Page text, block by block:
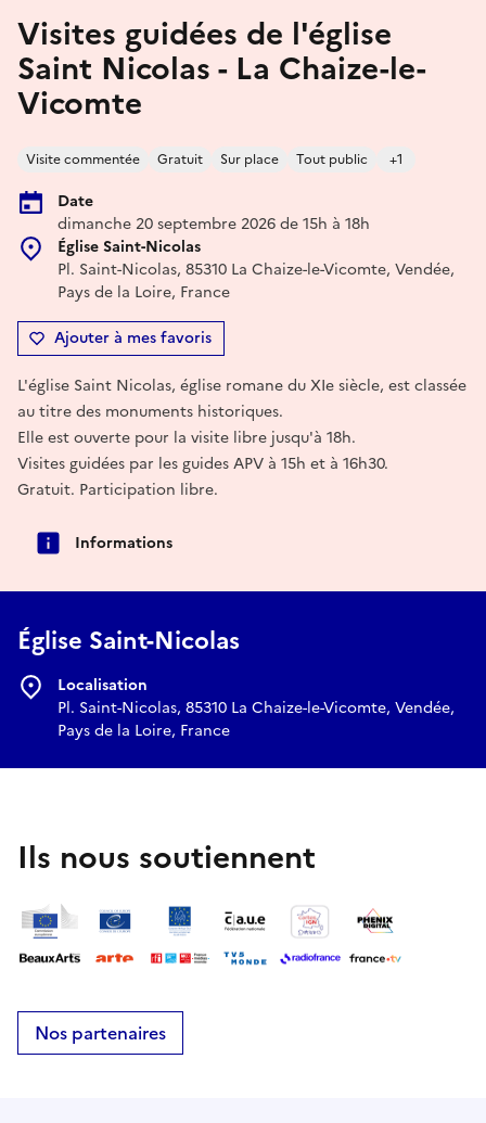
Visites guidées de l'église
Saint Nicolas - La Chaize-le-
Vicomte
Visite commentée Gratuit Sur place Tout public +1
Date
dimanche 20 septembre 2026 de 15h à 18h
Église Saint-Nicolas
Pl. Saint-Nicolas, 85310 La Chaize-le-Vicomte, Vendée,
Pays de la Loire, France
Ajouter à mes favoris
L'église Saint Nicolas, église romane du XIe siècle, est classée
au titre des monuments historiques.
Elle est ouverte pour la visite libre jusqu'à 18h.
Visites guidées par les guides APV à 15h et à 16h30.
Gratuit. Participation libre.
Informations
Église Saint-Nicolas
Localisation
Pl. Saint-Nicolas, 85310 La Chaize-le-Vicomte, Vendée,
Pays de la Loire, France
Ils nous soutiennent
Nos partenaires